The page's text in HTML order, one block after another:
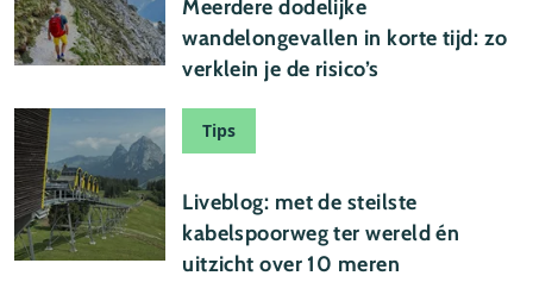
Meerdere dodelijke
wandelongevallen in korte tijd: zo
verklein je de risico’s
Tips
Liveblog: met de steilste
kabelspoorweg ter wereld én
uitzicht over 10 meren